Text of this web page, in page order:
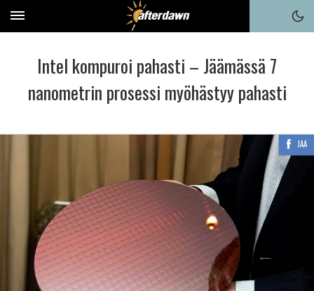
Intel kompuroi pahasti – Jäämässä 7
nanometrin prosessi myöhästyy pahasti
JAA